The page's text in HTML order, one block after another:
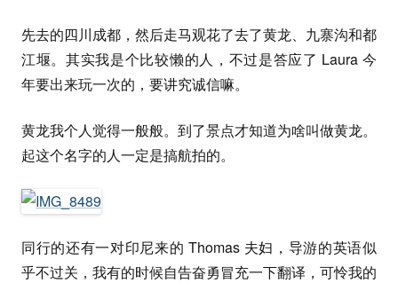
先去的四川成都，然后走马观花了去了黄龙、九寨沟和都
江堰。其实我是个比较懒的人，不过是答应了 Laura 今
年要出来玩一次的，要讲究诚信嘛。
黄龙我个人觉得一般般。到了景点才知道为啥叫做黄龙。
起这个名字的人一定是搞航拍的。
同行的还有一对印尼来的 Thomas 夫妇，导游的英语似
乎不过关，我有的时候自告奋勇冒充一下翻译，可怜我的